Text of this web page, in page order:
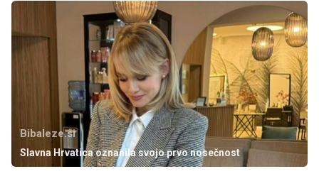
Bibaleze.si
Slavna Hrvatica oznanila svojo prvo nosečnost